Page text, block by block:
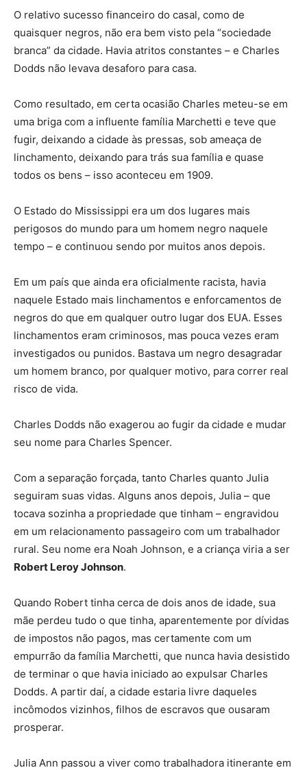
O relativo sucesso financeiro do casal, como de
quaisquer negros, não era bem visto pela “sociedade
branca” da cidade. Havia atritos constantes – e Charles
Dodds não levava desaforo para casa.
Como resultado, em certa ocasião Charles meteu-se em
uma briga com a influente família Marchetti e teve que
fugir, deixando a cidade às pressas, sob ameaça de
linchamento, deixando para trás sua família e quase
todos os bens – isso aconteceu em 1909.
O Estado do Mississippi era um dos lugares mais
perigosos do mundo para um homem negro naquele
tempo – e continuou sendo por muitos anos depois.
Em um país que ainda era oficialmente racista, havia
naquele Estado mais linchamentos e enforcamentos de
negros do que em qualquer outro lugar dos EUA. Esses
linchamentos eram criminosos, mas pouca vezes eram
investigados ou punidos. Bastava um negro desagradar
um homem branco, por qualquer motivo, para correr real
risco de vida.
Charles Dodds não exagerou ao fugir da cidade e mudar
seu nome para Charles Spencer.
Com a separação forçada, tanto Charles quanto Julia
seguiram suas vidas. Alguns anos depois, Julia – que
tocava sozinha a propriedade que tinham – engravidou
em um relacionamento passageiro com um trabalhador
rural. Seu nome era Noah Johnson, e a criança viria a ser
Robert Leroy Johnson.
Quando Robert tinha cerca de dois anos de idade, sua
mãe perdeu tudo o que tinha, aparentemente por dívidas
de impostos não pagos, mas certamente com um
empurrão da família Marchetti, que nunca havia desistido
de terminar o que havia iniciado ao expulsar Charles
Dodds. A partir daí, a cidade estaria livre daqueles
incômodos vizinhos, filhos de escravos que ousaram
prosperar.
Julia Ann passou a viver como trabalhadora itinerante em